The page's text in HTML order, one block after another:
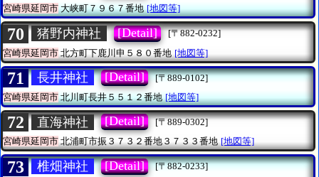
宮崎県延岡市大峡町７９６７番地 [地図等]
70 猪野内神社 [Detail]
[〒882-0232]
宮崎県延岡市 北方町下鹿川申５８０番地 [地図等]
71 長井神社 [Detail]
[〒889-0102]
宮崎県延岡市北川町長井５５１２番地 [地図等]
72 直海神社 [Detail]
[〒889-0302]
宮崎県延岡市北浦町市振３７３２番地３７３３番地 [地図等]
73 椎畑神社 [Detail]
[〒882-0233]